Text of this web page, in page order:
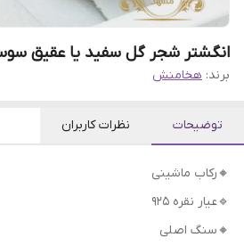
انگشتر شجر گل سفید یا عقیق
برند: هخامنش
توضیحات نظرات کاربران
🔸رکاب ماشینی
🔹عیار نقره 925
🔸سنگ اصلی